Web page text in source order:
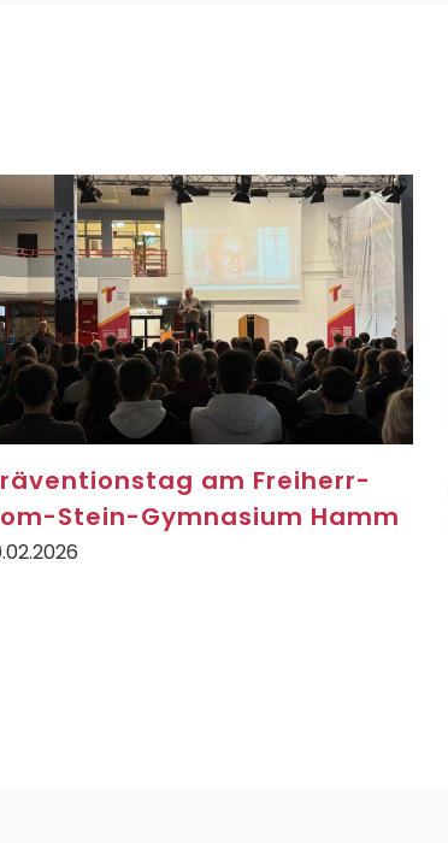
am Freiherr-
Stein-Gymnasium Hamm